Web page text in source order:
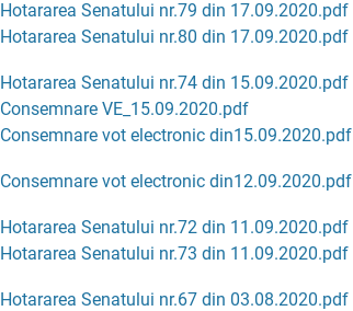
Hotararea Senatului nr.79 din 17.09.2020.pdf
Hotararea Senatului nr.80 din 17.09.2020.pdf
Hotararea Senatului nr.74 din 15.09.2020.pdf
Consemnare VE_15.09.2020.pdf
Consemnare vot electronic din15.09.2020.pdf
Consemnare vot electronic din12.09.2020.pdf
Hotararea Senatului nr.72 din 11.09.2020.pdf
Hotararea Senatului nr.73 din 11.09.2020.pdf
Hotararea Senatului nr.67 din 03.08.2020.pdf